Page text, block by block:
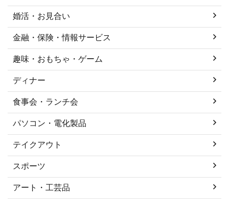
婚活・お見合い
金融・保険・情報サービス
趣味・おもちゃ・ゲーム
ディナー
食事会・ランチ会
パソコン・電化製品
テイクアウト
スポーツ
アート・工芸品